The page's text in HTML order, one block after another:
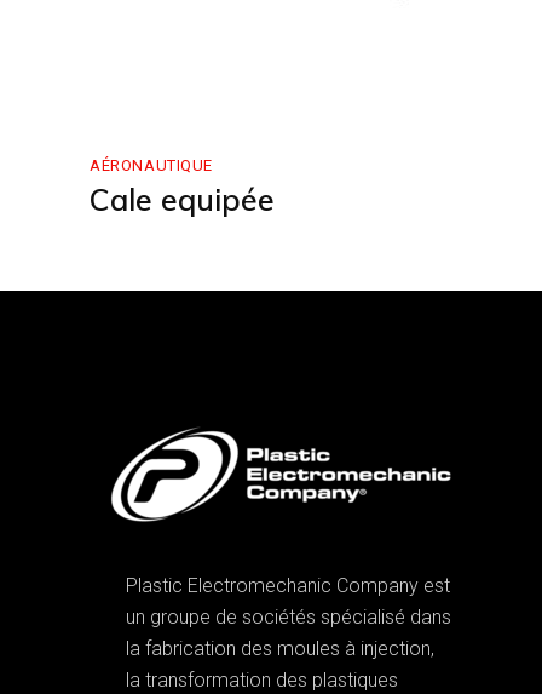
AÉRONAUTIQUE
Cale equipée
Plastic Electromechanic Company est
un groupe de sociétés spécialisé dans
la fabrication des moules à injection,
la transformation des plastiques